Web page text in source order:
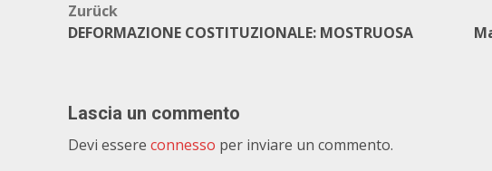
Beitragsnavigation
Zurück
DEFORMAZIONE COSTITUZIONALE: MOSTRUOSA
Lascia un commento
Devi essere connesso per inviare un commento.